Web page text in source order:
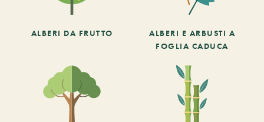
ALBERI DA FRUTTO
ALBERI E ARBUSTI A
FOGLIA CADUCA